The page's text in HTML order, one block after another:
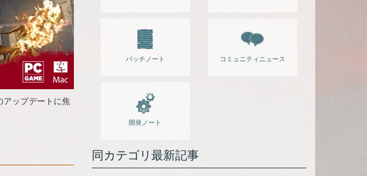
ップデートに焦
パッチノート コミュニティニュース
開発ノート
同カテゴリ最新記事